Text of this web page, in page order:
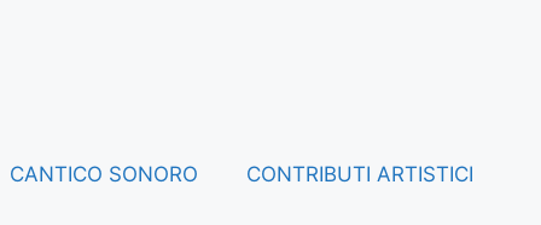
CANTICO SONORO CONTRIBUTI ARTISTICI